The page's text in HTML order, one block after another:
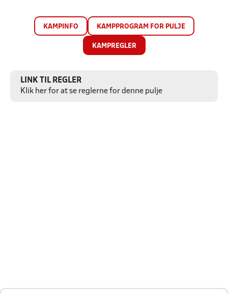
KAMPINFO KAMPPROGRAM FOR PULJE
KAMPREGLER
LINK TIL REGLER
Klik her for at se reglerne for denne pulje